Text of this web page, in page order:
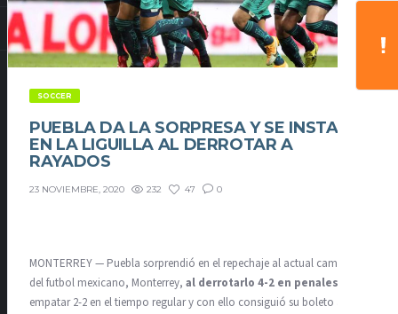
SOCCER
PUEBLA DA LA SORPRESA Y SE INSTALA
EN LA LIGUILLA AL DERROTAR A
RAYADOS
23 NOVIEMBRE, 2020 232 47 0
MONTERREY — Puebla sorprendió en el repechaje al actual campeón
del futbol mexicano, Monterrey, al derrotarlo 4-2 en penales
empatar 2-2 en el tiempo regular y con ello consiguió su boleto a los